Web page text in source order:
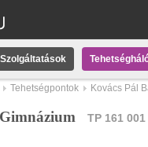
Szolgáltatások
Tehetségpontok Kovács Pál
TP 161 001